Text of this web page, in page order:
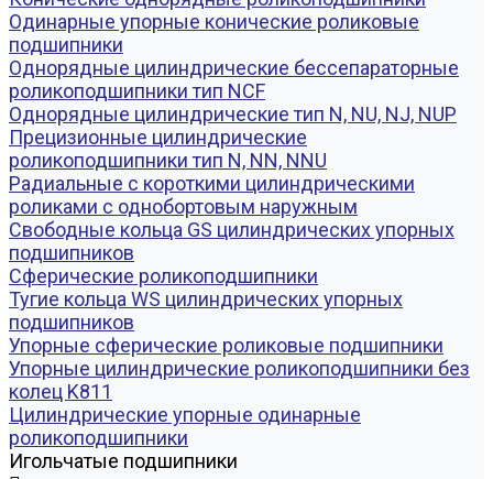
Одинарные упорные конические роликовые
подшипники
Однорядные цилиндрические бессепараторные
роликоподшипники тип NCF
Однорядные цилиндрические тип N, NU, NJ, NUP
Прецизионные цилиндрические
роликоподшипники тип N, NN, NNU
Радиальные с короткими цилиндрическими
роликами с однобортовым наружным
Свободные кольца GS цилиндрических упорных
подшипников
Сферические роликоподшипники
Тугие кольца WS цилиндрических упорных
подшипников
Упорные сферические роликовые подшипники
Упорные цилиндрические роликоподшипники без
колец K811
Цилиндрические упорные одинарные
роликоподшипники
Игольчатые подшипники